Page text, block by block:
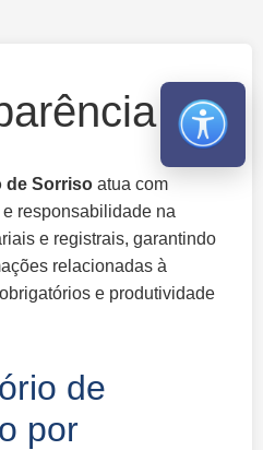
de Sorriso atua com
responsabilidade na
e registrais, garantindo
relacionadas à
e produtividade
de
por
Abrir